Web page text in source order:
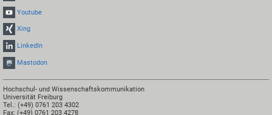
Youtube
Xing
LinkedIn
Mastodon
Hochschul- und Wissenschaftskommunikation
Universität Freiburg
Tel.: (+49) 0761 203 4302
Fax: (+49) 0761 203 4278